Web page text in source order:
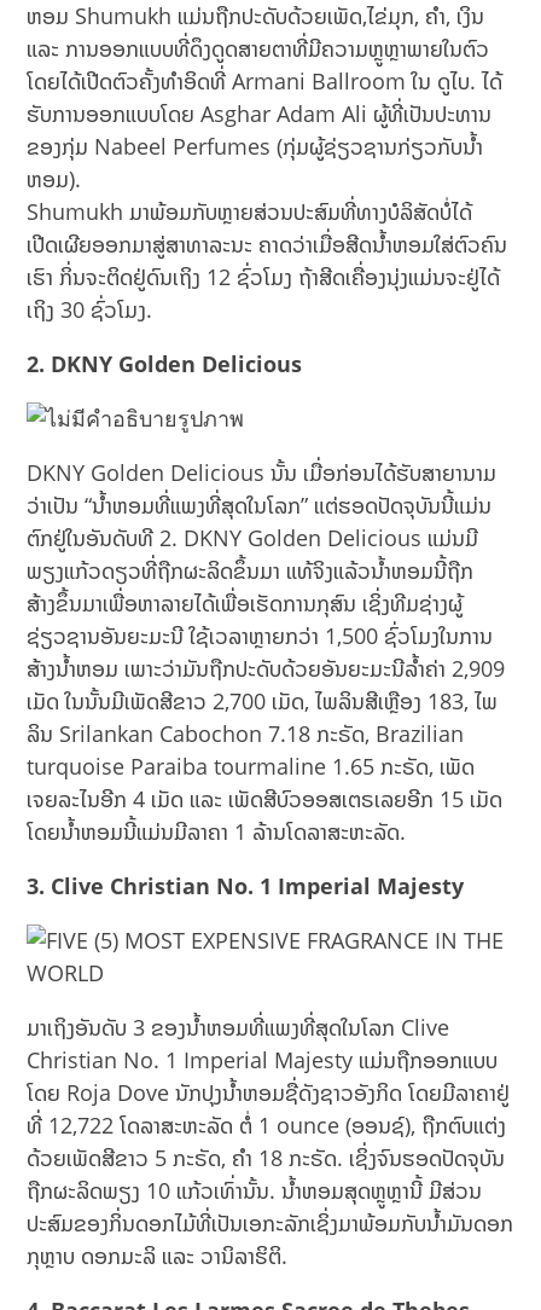
ຫອມ Shumukh ແມ່ນຖືກປະດັບດ້ວຍເພັດ,ໄຂ່ມຸກ, ຄຳ, ເງິນ
ແລະ ການອອກແບບທີ່ດຶງດູດສາຍຕາທີ່ມີຄວາມຫຼູຫຼາພາຍໃນຕົວ
ໂດຍໄດ້ເປີດຕົວຄັ້ງທຳອິດທີ່ Armani Ballroom ໃນ ດູໄບ. ໄດ້
ຮັບການອອກແບບໂດຍ Asghar Adam Ali ຜູ້ທີ່ເປັນປະທານ
ຂອງກຸ່ມ Nabeel Perfumes (ກຸ່ມຜູ້ຊ່ຽວຊານກ່ຽວກັບນ້ຳ
ຫອມ).
Shumukh ມາພ້ອມກັບຫຼາຍສ່ວນປະສົມທີ່ທາງບໍລິສັດບໍ່ໄດ້
ເປີດເຜີຍອອກມາສູ່ສາທາລະນະ ຄາດວ່າເມື່ອສີດນ້ຳຫອມໃສ່ຕົວຄົນ
ເຮົາ ກິ່ນຈະຕິດຢູ່ດົນເຖິງ 12 ຊົ່ວໂມງ ຖ້າສີດເຄື່ອງນຸ່ງແມ່ນຈະຢູ່ໄດ້
ເຖິງ 30 ຊົ່ວໂມງ.
2. DKNY Golden Delicious
DKNY Golden Delicious ນັ້ນ ເມື່ອກ່ອນໄດ້ຮັບສາຍານາມ
ວ່າເປັນ “ນ້ຳຫອມທີ່ແພງທີ່ສຸດໃນໂລກ” ແຕ່ຮອດປັດຈຸບັນນີ້ແມ່ນ
ຕົກຢູ່ໃນອັນດັບທີ 2. DKNY Golden Delicious ແມ່ນມີ
ພຽງແກ້ວດຽວທີ່ຖືກຜະລິດຂຶ້ນມາ ແທ້ຈິງແລ້ວນ້ຳຫອມນີ້ຖືກ
ສ້າງຂຶ້ນມາເພື່ອຫາລາຍໄດ້ເພື່ອເຮັດການກຸສົນ ເຊິ່ງທີມຊ່າງຜູ້
ຊ່ຽວຊານອັນຍະມະນີ ໃຊ້ເວລາຫຼາຍກວ່າ 1,500 ຊົ່ວໂມງໃນການ
ສ້າງນ້ຳຫອມ ເພາະວ່າມັນຖືກປະດັບດ້ວຍອັນຍະມະນີລ້ຳຄ່າ 2,909
ເມັດ ໃນນັ້ນມີເພັດສີຂາວ 2,700 ເມັດ, ໄພລິນສີເຫຼືອງ 183, ໄພ
ລິນ Srilankan Cabochon 7.18 ກະຣັດ, Brazilian
turquoise Paraiba tourmaline 1.65 ກະຣັດ, ເພັດ
ເຈຍລະໄນອີກ 4 ເມັດ ແລະ ເພັດສີບົວອອສເຕຣເລຍອີກ 15 ເມັດ
ໂດຍນ້ຳຫອມນີ້ແມ່ນມີລາຄາ 1 ລ້ານໂດລາສະຫະລັດ.
3. Clive Christian No. 1 Imperial Majesty
ມາເຖິງອັນດັບ 3 ຂອງນ້ຳຫອມທີ່ແພງທີ່ສຸດໃນໂລກ Clive
Christian No. 1 Imperial Majesty ແມ່ນຖືກອອກແບບ
ໂດຍ Roja Dove ນັກປຸງນ້ຳຫອມຊື່ດັງຊາວອັງກິດ ໂດຍມີລາຄາຢູ່
ທີ່ 12,722 ໂດລາສະຫະລັດ ຕໍ່ 1 ounce (ອອນຊ໌), ຖືກຕົບແຕ່ງ
ດ້ວຍເພັດສີຂາວ 5 ກະຣັດ, ຄຳ 18 ກະຣັດ. ເຊິ່ງຈົນຮອດປັດຈຸບັນ
ຖືກຜະລິດພຽງ 10 ແກ້ວເທົ່ານັ້ນ. ນ້ຳຫອມສຸດຫຼູຫຼານີ້ ມີສ່ວນ
ປະສົມຂອງກິ່ນດອກໄມ້ທີ່ເປັນເອກະລັກເຊິ່ງມາພ້ອມກັບນ້ຳມັນດອກ
ກຸຫຼາບ ດອກມະລິ ແລະ ວານິລາຮິຕິ.